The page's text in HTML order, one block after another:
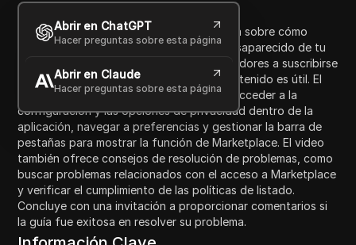
Introducción al contenido
Abrir en ChatGPT
Hacer preguntas sobre esta página
Abrir en Claude
Hacer preguntas sobre esta página
Este video proporciona una guía completa sobre cómo
recuperar Facebook Marketplace si ha desaparecido de tu
cuenta. Comienza animando a los espectadores a suscribirse
y dar like al video si consideran que el contenido es útil. El
tutorial explica varios pasos, incluyendo acceder a la
configuración y las opciones de privacidad dentro de la
aplicación, navegar a preferencias y gestionar la barra de
pestañas para mostrar la función de Marketplace. El video
también ofrece consejos de resolución de problemas, como
buscar problemas relacionados con el acceso a Marketplace
y verificar el cumplimiento de las políticas de listado.
Concluye con una invitación a proporcionar comentarios si
la guía fue exitosa en resolver su problema.